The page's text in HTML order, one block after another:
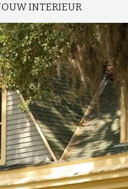
INTERIEUR